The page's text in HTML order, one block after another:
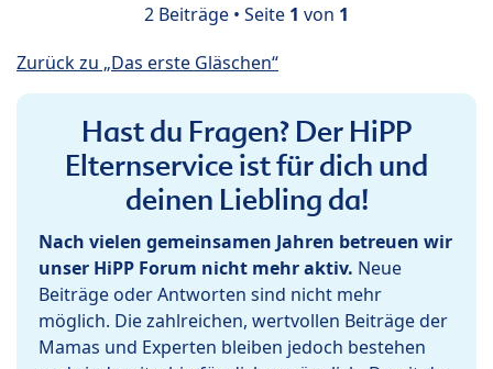
2 Beiträge • Seite 1 von 1
Zurück zu „Das erste Gläschen“
Hast du Fragen? Der HiPP
Elternservice ist für dich und
deinen Liebling da!
Nach vielen gemeinsamen Jahren betreuen wir
unser HiPP Forum nicht mehr aktiv. Neue
Beiträge oder Antworten sind nicht mehr
möglich. Die zahlreichen, wertvollen Beiträge der
Mamas und Experten bleiben jedoch bestehen